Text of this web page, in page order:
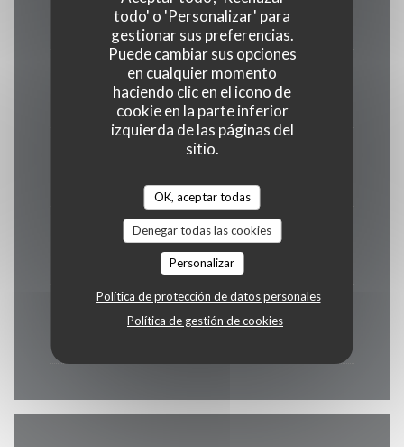
todo' o 'Personalizar' para
gestionar sus preferencias.
Puede cambiar sus opciones
en cualquier momento
haciendo clic en el icono de
cookie en la parte inferior
izquierda de las páginas del
sitio.
OK, aceptar todas
Denegar todas las cookies
Personalizar
Política de protección de datos personales
Política de gestión de cookies
17:30 - 22:00
Mar- Mie
Cerrado
Jue-Vie
Sábado
12:00 - 15:00
17:30 - 22:00